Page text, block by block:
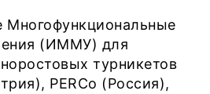
Многофункциональные
(ИММУ) для
турникетов
PERCo (Россия),